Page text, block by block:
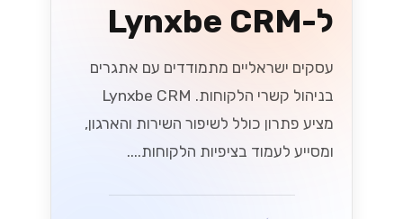
ל-Lynxbe CRM
עסקים ישראליים מתמודדים עם אתגרים
בניהול קשרי הלקוחות. Lynxbe CRM
מציע פתרון כולל לשיפור השירות והארגון,
ומסייע לעמוד בציפיות הלקוחות....